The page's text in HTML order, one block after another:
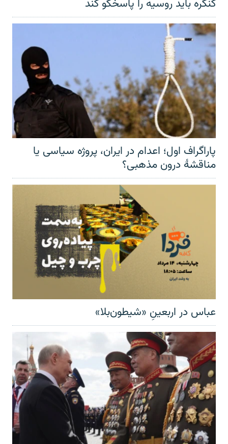
کنگره باید روسیه را پاسخگو کند
پاراگراف اول؛ اعدام در ایران، پروژه سیاسی یا
مناقشهٔ درون مذهبی؟
عباس در اربعینِ «شیطون‌بلا»